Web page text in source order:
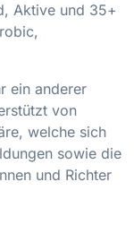
Aktive und 35+
ein anderer
von
welche sich
sowie die
und Richter